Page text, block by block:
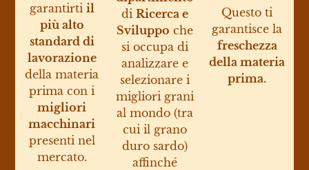
garantirti il
più alto
standard di
lavorazione
della materia
prima con i
migliori
macchinari
presenti nel
mercato.
di Ricerca e
Sviluppo che
si occupa di
analizzare e
selezionare i
migliori grani
al mondo (tra
cui il grano
duro sardo)
affinché
Questo ti
garantisce la
freschezza
della materia
prima.